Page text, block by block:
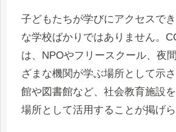
子どもたちが学びにアクセスで
な学校ばかりではありません。
は、NPOやフリースクール、夜
ざまな機関が学ぶ場所として示
館や図書館など、社会教育施設
場所として活用することが掲げら